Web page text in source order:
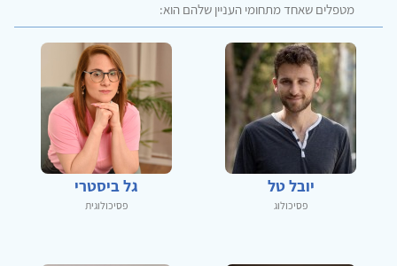
מטפלים שאחד מתחומי העניין שלהם הוא:
יובל טל
פסיכולוג
גל ביסטרי
פסיכולוגית